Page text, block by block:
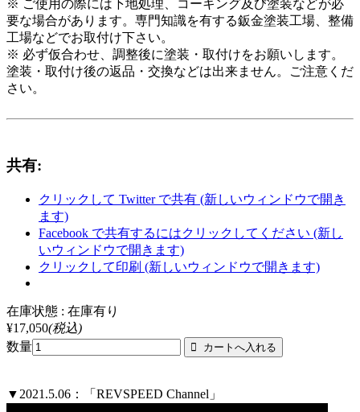
※ ご使用の際には下地処理、コーキング及び塗装などが必
要な場合があります。専門知識を有する鈑金塗装工場、整備
工場などでお取付け下さい。
※ 必ず仮合わせ、調整後に塗装・取付けをお願いします。
塗装・取付け後の返品・交換などは出来ません。ご注意くだ
さい。
共有:
クリックして Twitter で共有 (新しいウィンドウで開き
ます)
Facebook で共有するにはクリックしてください (新し
いウィンドウで開きます)
クリックして印刷 (新しいウィンドウで開きます)
在庫状態 : 在庫有り
¥17,050(税込)
数量
▼2021.5.06：「REVSPEED Channel」